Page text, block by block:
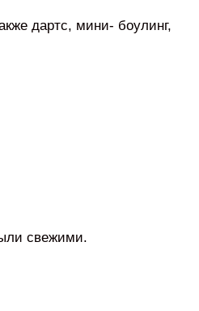
дартс, мини- боулинг,
свежими.